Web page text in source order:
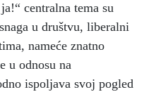
centralna tema su
u društvu, liberalni
nameće znatno
u odnosu na
ispoljava svoj pogled